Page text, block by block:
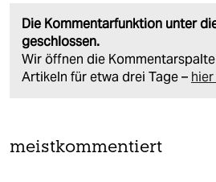
Die Kommentarfunktion unter
geschlossen.
Wir öffnen die
Artikeln für etwa drei Tage –
meistkommentiert